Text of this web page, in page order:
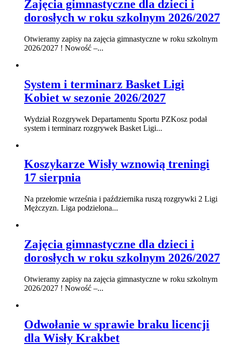
Zajęcia gimnastyczne dla dzieci i
dorosłych w roku szkolnym 2026/2027
Otwieramy zapisy na zajęcia gimnastyczne w roku szkolnym
2026/2027 ! Nowość –...
System i terminarz Basket Ligi
Kobiet w sezonie 2026/2027
Wydział Rozgrywek Departamentu Sportu PZKosz podał
system i terminarz rozgrywek Basket Ligi...
Koszykarze Wisły wznowią treningi
17 sierpnia
Na przełomie września i października ruszą rozgrywki 2 Ligi
Mężczyzn. Liga podzielona...
Zajęcia gimnastyczne dla dzieci i
dorosłych w roku szkolnym 2026/2027
Otwieramy zapisy na zajęcia gimnastyczne w roku szkolnym
2026/2027 ! Nowość –...
Odwołanie w sprawie braku licencji
dla Wisły Krakbet